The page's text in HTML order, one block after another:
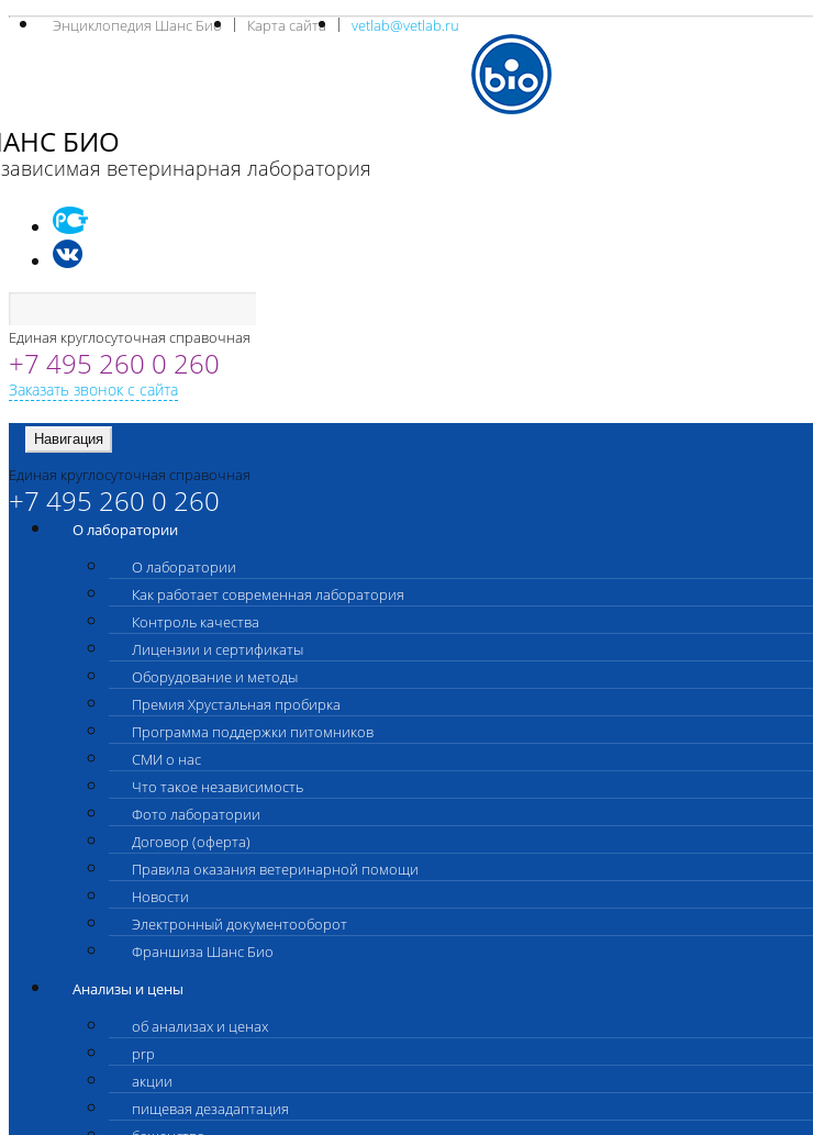
Энциклопедия Шанс Био Карта сайта vetlab@vetlab.ru
БИО
ветеринарная лаборатория
Единая круглосуточная справочная
+7 495 260 0 260
Заказать звонок с сайта
Навигация
Единая круглосуточная справочная
+7 495 260 0 260
О лаборатории
О лаборатории
Как работает современная лаборатория
Контроль качества
Лицензии и сертификаты
Оборудование и методы
Премия Хрустальная пробирка
Программа поддержки питомников
СМИ о нас
Что такое независимость
Фото лаборатории
Договор (оферта)
Правила оказания ветеринарной помощи
Новости
Электронный документооборот
Франшиза Шанс Био
Анализы и цены
об анализах и ценах
prp
акции
пищевая дезадаптация